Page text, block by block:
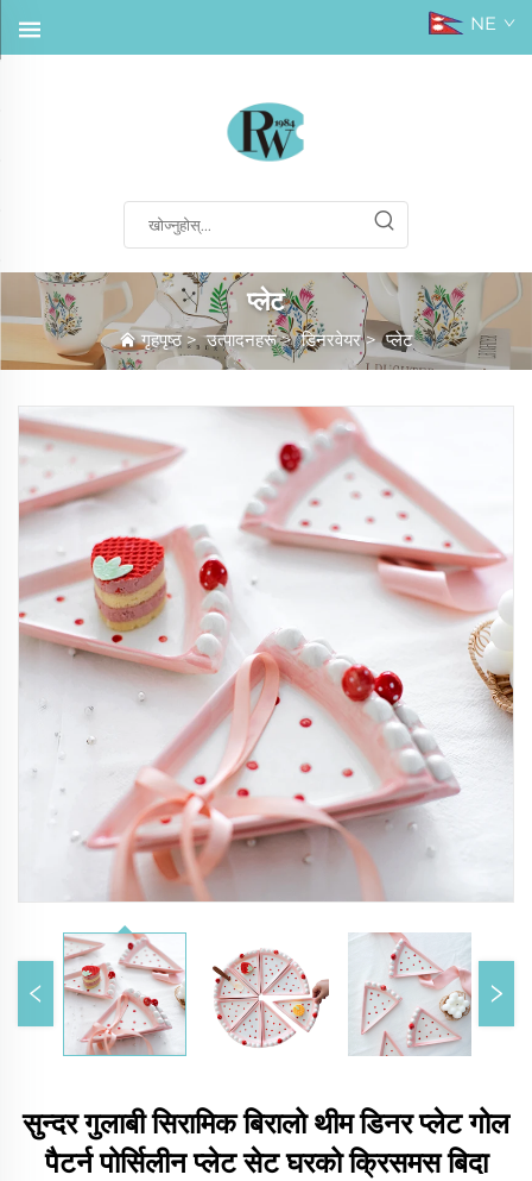
NE
प्लेट
गृहपृष्ठ >उत्पादनहरू>डिनरवेयर>प्लेट
सुन्दर गुलाबी सिरामिक बिरालो थीम डिनर प्लेट गोल
पैटर्न पोर्सिलीन प्लेट सेट घरको क्रिसमस बिदा